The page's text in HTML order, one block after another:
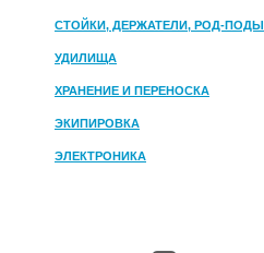
СТОЙКИ, ДЕРЖАТЕЛИ, РОД-ПОДЫ
УДИЛИЩА
ХРАНЕНИЕ И ПЕРЕНОСКА
ЭКИПИРОВКА
ЭЛЕКТРОНИКА